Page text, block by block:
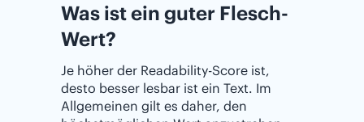
Was ist ein guter Flesch-
Wert?
Je höher der Readability-Score ist,
desto besser lesbar ist ein Text. Im
Allgemeinen gilt es daher, den